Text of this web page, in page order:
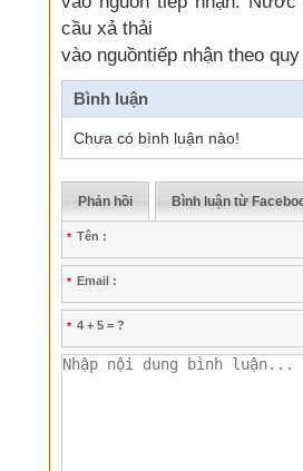
cầu xả thải
vào nguồntiếp nhận theo
Bình luận
Chưa có bình luận nào!
Phản hồi Bình luận từ
* Tên :
* Email :
* 4 + 5 = ?